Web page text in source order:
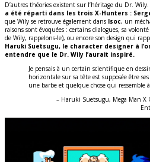
D’autres théories existent sur l’héritage du Dr. Wily.
a été réparti dans les trois X-Hunters :
que Wily se retrouve également dans Isoc, un
raisons sont évoquées : certains dialogues, sa
de Wily, rappelons-le), ou encore son design qui
Haruki Suetsugu, le character designer à
entendre que le Dr. Wily l’aurait inspiré.
Je pensais à un certain scientifique en
horizontale sur sa tête est supposée être
une barbe et quelque chose qui ressemble
– Haruki Suetsugu, Mega Man X